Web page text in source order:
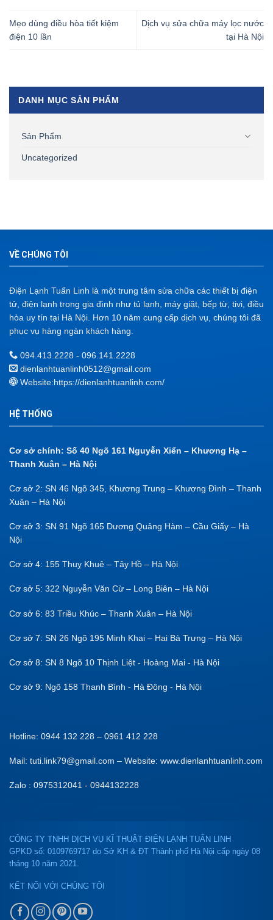
Mẹo dùng điều hòa tiết kiệm
điện 10 lần
Dịch vụ sửa chữa máy lọc nước
tại Hà Nội
DANH MỤC SẢN PHẨM
Sản Phẩm
Uncategorized
VỀ CHÚNG TÔI
Điện Lạnh Tuấn Linh là một trung tâm sửa chữa các thiết bị điện
tử, điện lạnh trong gia đình như tủ lạnh, máy giặt, bếp từ, tivi, điều
hòa uy tín tại Hà Nội. Hơn 10 năm cung cấp dịch vụ, chúng tôi đã
phục vụ hàng ngàn khách hàng.
094.413.2228 - 096.141.2228
dienlanhtuanlinh0512@gmail.com
Website:https://dienlanhtuanlinh.com/
HỆ THỐNG
Cơ sở chính: Số 40 Ngõ 161 Nguyễn Xiển – Khương Hạ –
Thanh Xuân – Hà Nội
Cơ sở 2: SN 46 Ngõ 345, Khương Trung – Khương Đình – Thanh
Xuân – Hà Nội
Cơ sở 3: SN 91 Ngõ 165 Dương Quảng Hàm – Cầu Giấy – Hà
Nội
Cơ sở 4: 155 Thuỵ Khuê – Tây Hồ – Hà Nội
Cơ sở 5: 322 Nguyễn Văn Cừ – Long Biên – Hà Nội
Cơ sở 6: 83 Triều Khúc – Thanh Xuân – Hà Nội
Cơ sở 7: SN 26 Ngõ 195 Minh Khai – Hai Bà Trưng – Hà Nội
Cơ sở 8: SN 8 Ngõ 10 Thịnh Liệt - Hoàng Mai - Hà Nội
Cơ sở 9: Ngõ 158 Thanh Bình - Hà Đông - Hà Nội
Hotline: 0944 132 228 – 0961 412 228
Mail: tuti.link79@gmail.com – Website: www.dienlanhtuanlinh.com
Zalo : 0975312041 - 0944132228
CÔNG TY TNHH DỊCH VỤ KĨ THUẬT ĐIỆN LẠNH TUẤN LINH
GPKD số: 0109769717 do Sở KH & ĐT Thành phố Hà Nội cấp ngày 08
tháng 10 năm 2021.
KẾT NỐI VỚI CHÚNG TÔI